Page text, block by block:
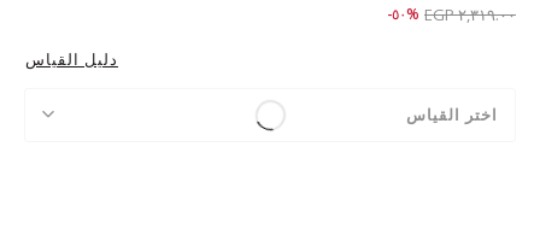
Price reduced from
٢,٣١٩.٠٠ EGP to ١,١٥٩.٠٠ EGP%٥٠-
دليل القياس
اختر القياس